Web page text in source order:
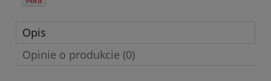
Opis
Opinie o produkcie (0)